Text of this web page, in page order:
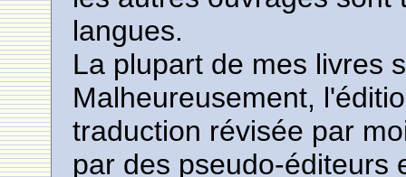
langues.
La plupart de mes livres
Malheureusement,
traduction révisée par
par des pseudo-éditeurs